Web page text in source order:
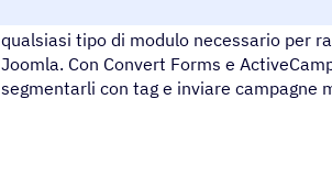
Convert Forms è un costruttore di
qualsiasi tipo di modulo necessario per
Joomla. Con Convert Forms e
segmentarli con tag e inviare campagne